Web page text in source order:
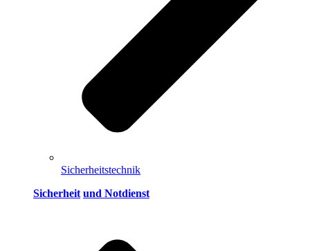
Sicherheitstechnik
Sicherheit und Notdienst